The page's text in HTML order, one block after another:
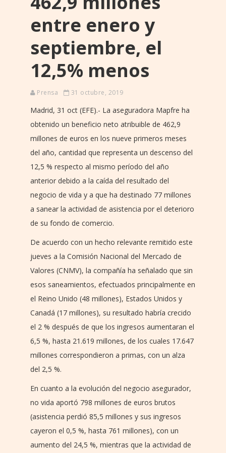
entre enero y
septiembre, el
12,5% menos
Prensa 31 octubre, 2019
Madrid, 31 oct (EFE).- La aseguradora Mapfre ha
obtenido un beneficio neto atribuible de 462,9
millones de euros en los nueve primeros meses
del año, cantidad que representa un descenso del
12,5 % respecto al mismo período del año
anterior debido a la caída del resultado del
negocio de vida y a que ha destinado 77 millones
a sanear la actividad de asistencia por el deterioro
de su fondo de comercio.
De acuerdo con un hecho relevante remitido este
jueves a la Comisión Nacional del Mercado de
Valores (CNMV), la compañía ha señalado que sin
esos saneamientos, efectuados principalmente en
el Reino Unido (48 millones), Estados Unidos y
Canadá (17 millones), su resultado habría crecido
el 2 % después de que los ingresos aumentaran el
6,5 %, hasta 21.619 millones, de los cuales 17.647
millones correspondieron a primas, con un alza
del 2,5 %.
En cuanto a la evolución del negocio asegurador,
no vida aportó 798 millones de euros brutos
(asistencia perdió 85,5 millones y sus ingresos
cayeron el 0,5 %, hasta 761 millones), con un
aumento del 24,5 %, mientras que la actividad de